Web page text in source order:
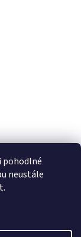
pohodlné
neustále